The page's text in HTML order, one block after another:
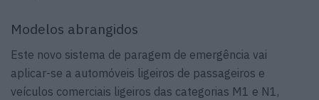
Modelos abrangidos
Este novo sistema de paragem de emergência vai
aplicar-se a automóveis ligeiros de passageiros e
veículos comerciais ligeiros das categorias M1 e N1,